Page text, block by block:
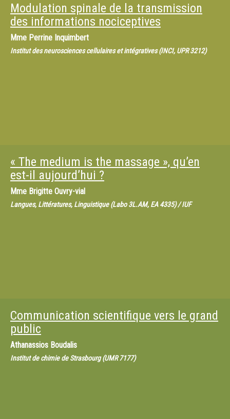
Modulation spinale de la transmission
des informations nociceptives
Mme Perrine Inquimbert
Institut des neurosciences cellulaires et intégratives (INCI, UPR 3212)
« The medium is the massage », qu’en
est-il aujourd’hui ?
Mme Brigitte Ouvry-vial
Langues, Littératures, Linguistique (Labo 3L.AM, EA 4335) / IUF
Communication scientifique vers le grand
public
Athanassios Boudalis
Institut de chimie de Strasbourg (UMR 7177)